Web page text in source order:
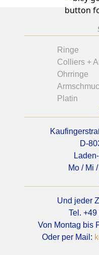
Ringe
Colliers +
Ohrringe
Platin
D-
Mo / Mi
Und jeder
Tel.
Von Montag bis
Oder per Mail: